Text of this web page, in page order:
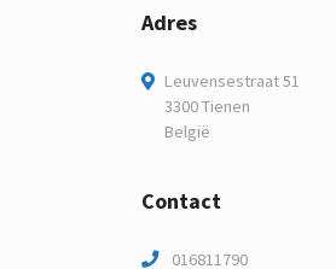
Adres
Leuvensestraat 51
3300 Tienen
België
Contact
016811790